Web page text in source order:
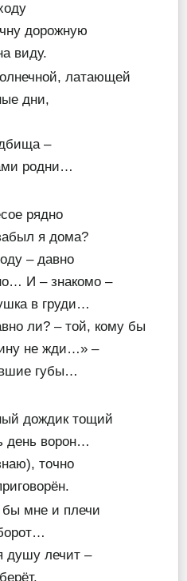
дорожную
виду.
латающей
дни,
–
родни…
рядно
я дома?
– давно
И – знакомо –
в груди…
ли? – той, кому бы
не жди…» –
губы…
дождик тощий
день ворон…
точно
мне и плечи
душу лечит –